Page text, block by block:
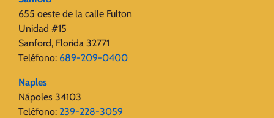
655 oeste de la calle Fulton
Unidad #15
Sanford, Florida 32771
Teléfono: 689-209-0400
Naples
Nápoles 34103
Teléfono: 239-228-3059